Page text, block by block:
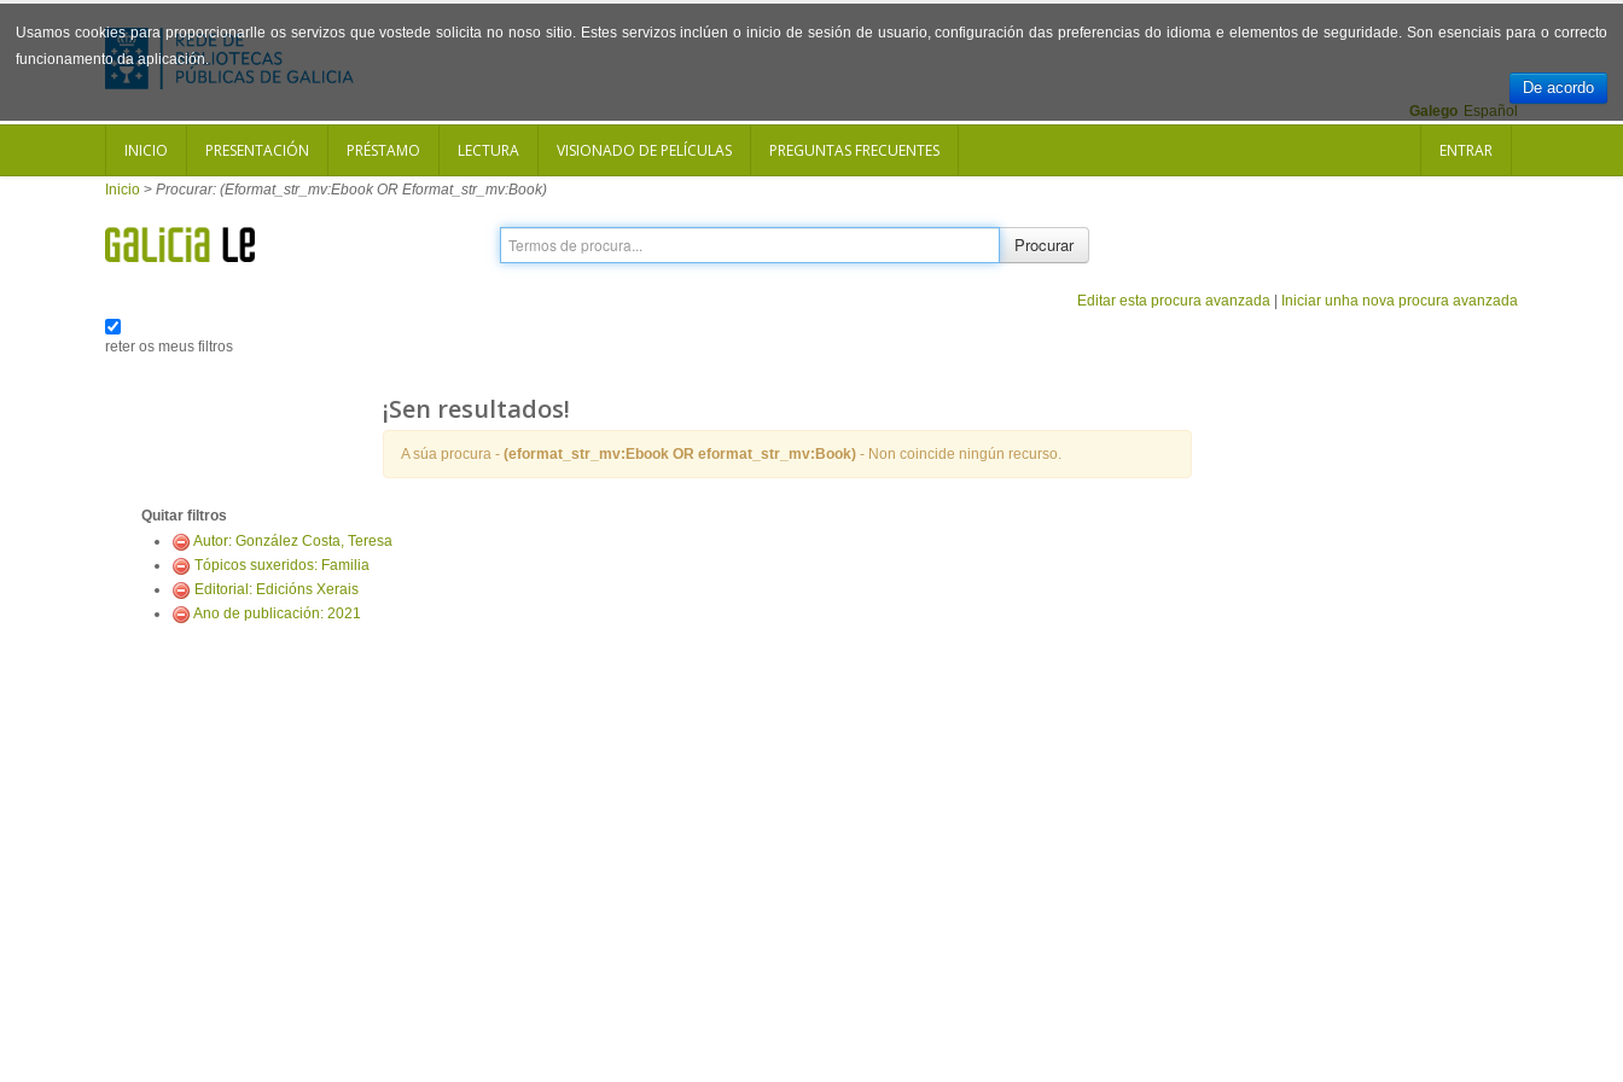
Usamos cookies para proporcionarlle os servizos que vostede solicita no noso sitio. Estes servizos inclúen o inicio de sesión de usuario, configuración das preferencias do idioma e elementos de seguridade. Son esenciais para o correcto
funcionamento da aplicación.
De acordo
Español
Galego
INICIO PRESENTACIÓN PRÉSTAMO LECTURA VISIONADO DE PELÍCULAS PREGUNTAS FRECUENTES ENTRAR
Inicio > Procurar: (Eformat_str_mv:Ebook OR Eformat_str_mv:Book)
Procurar
Editar esta procura avanzada Iniciar unha nova procura avanzada
reter os meus filtros
¡Sen resultados!
A súa procura - (eformat_str_mv:Ebook OR eformat_str_mv:Book) - Non coincide ningún recurso.
Quitar filtros
Autor: González Costa, Teresa
Tópicos suxeridos: Familia
Editorial: Edicións Xerais
Ano de publicación: 2021